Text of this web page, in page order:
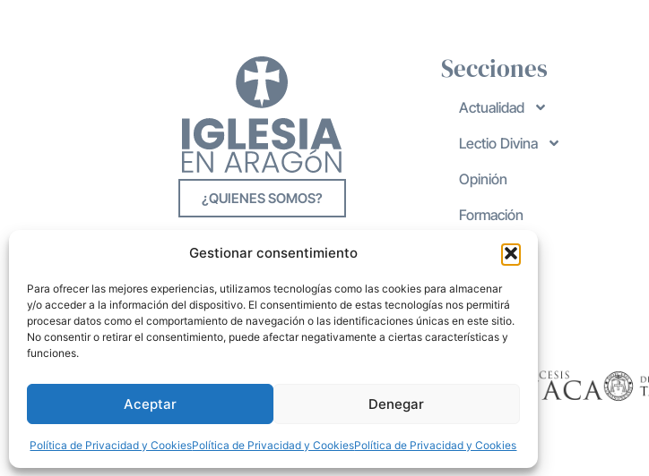
Gestionar consentimiento
Para ofrecer las mejores experiencias, utilizamos tecnologías como las cookies para almacenar
y/o acceder a la información del dispositivo. El consentimiento de estas tecnologías nos permitirá
procesar datos como el comportamiento de navegación o las identificaciones únicas en este sitio.
No consentir o retirar el consentimiento, puede afectar negativamente a ciertas características y
funciones.
Aceptar Denegar
Política de Privacidad y CookiesPolítica de Privacidad y CookiesPolítica de Privacidad y Cookies
¿QUIENES SOMOS?
Secciones
Actualidad
Lectio Divina
Opinión
Formación